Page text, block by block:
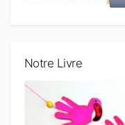
Notre Livre